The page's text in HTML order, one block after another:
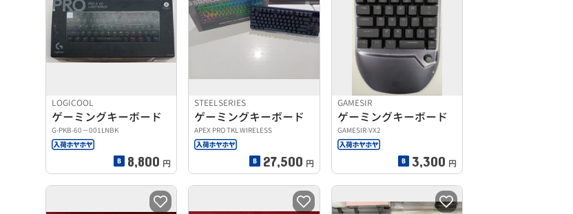
LOGICOOL
ゲーミングキーボード
G-PKB-60−001LNBK
8,800 円
STEELSERIES
ゲーミングキーボード
APEX PRO TKL WIRELESS
27,500 円
GAMESIR
ゲーミングキーボード
GAMESIR-VX2
3,300 円